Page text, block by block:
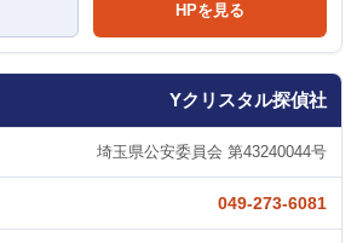
HPを見る
Yクリスタル探偵社
埼玉県公安委員会 第43240044号
049-273-6081